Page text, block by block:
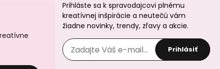
Háčkovacia a
vyšívacia priadza
Perlovka 85m
burgundy
Háčkovacia a
vyšívacia priadza
Perlovka 85m
púdrová
Prihláste sa k spravodajcovi plnému
kreatívnej inšpirácie a neutečú vám
žiadne novinky, trendy, zľavy a akcie.
Prihlásiť